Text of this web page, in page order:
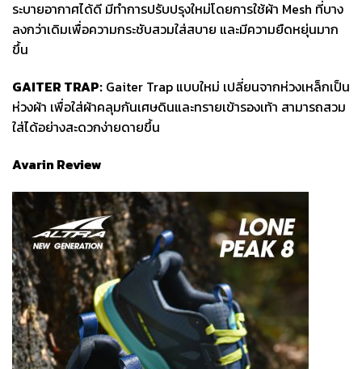
ระบายอากาศได้ดี มีทำการปรับปรุงใหม่โดยการใช้ผ้า Mesh ที่บาง
ลงกว่าเดิมเพื่อความกระชับสวมใส่สบาย และมีความยืดหยุ่นมาก
ขึ้น
GAITER TRAP: Gaiter Trap แบบใหม่ เปลี่ยนจากห่วงเหล็กเป็น
ห่วงผ้า เพื่อใส่ผ้าคลุมกันเศษดินและทรายเข้ารองเท้า สามารถสวม
ใส่ได้อย่างสะดวกง่ายดายขึ้น
Avarin Review